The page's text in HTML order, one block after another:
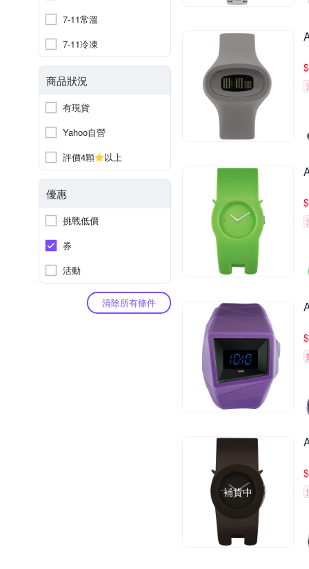
7-11常溫
7-11冷凍
商品狀況
有現貨
Yahoo自營
評價4顆
以上
優惠
挑戰低價
券
活動
清除所有條件
$
$
$
補貨中
$